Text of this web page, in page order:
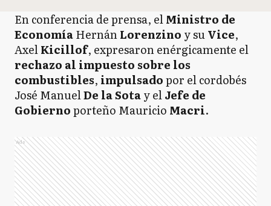
En conferencia de prensa, elMinistro de
EconomíaHernánLorenzino y suVice,
AxelKicillof, expresaron enérgicamente el
rechazo al impuesto sobre los
combustibles, impulsadopor el cordobés
José ManuelDe la Sotay elJefe de
Gobiernoporteño Mauricio Macri.
Ads